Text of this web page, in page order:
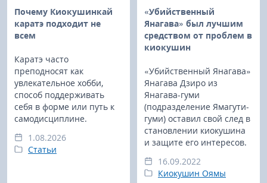
Почему Киокушинкай
каратэ подходит не
всем
Каратэ часто
преподносят как
увлекательное хобби,
способ поддерживать
себя в форме или путь к
самодисциплине.
1.08.2026
Статьи
«Убийственный
Янагава» был лучшим
средством от проблем в
киокушин
«Убийственный Янагава»
Янагава Дзиро из
Янагава-гуми
(подразделение Ямагути-
гуми) оставил свой след в
становлении киокушина
и защите его интересов.
16.09.2022
Киокушин Оямы
UFC и MMA
Муай тай